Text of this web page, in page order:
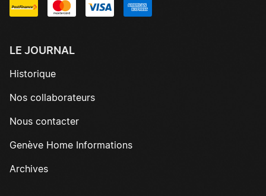
LE JOURNAL
Historique
Nos collaborateurs
Nous contacter
Genève Home Informations
Archives